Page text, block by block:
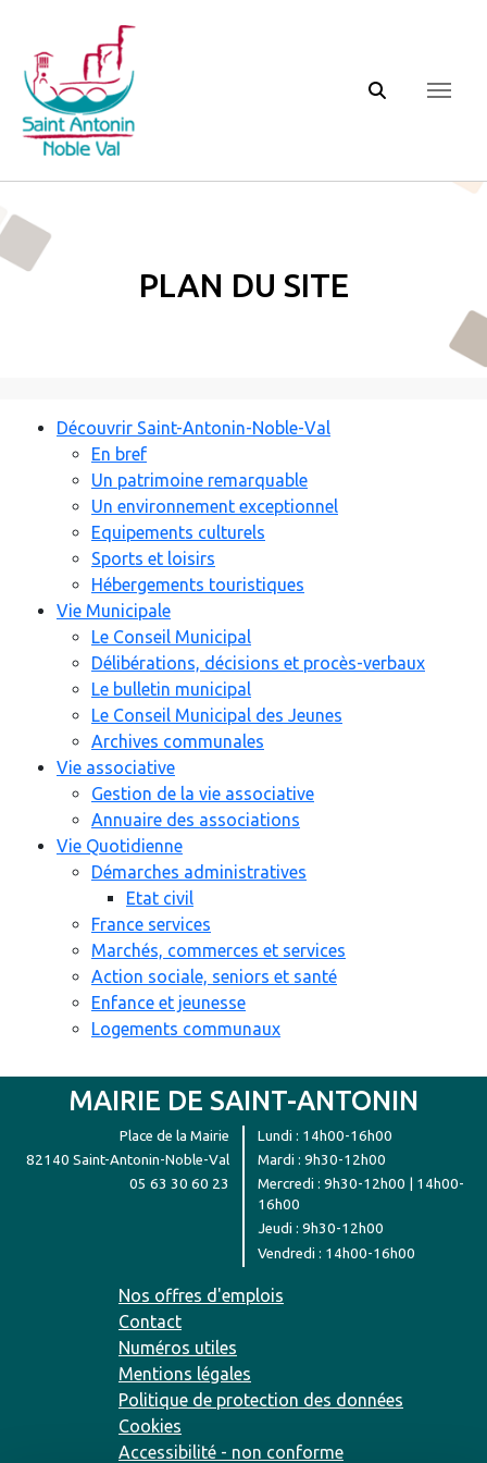
Plan du site
Découvrir Saint-Antonin-Noble-Val
En bref
Un patrimoine remarquable
Un environnement exceptionnel
Equipements culturels
Sports et loisirs
Hébergements touristiques
Vie Municipale
Le Conseil Municipal
Délibérations, décisions et procès-verbaux
Le bulletin municipal
Le Conseil Municipal des Jeunes
Archives communales
Vie associative
Gestion de la vie associative
Annuaire des associations
Vie Quotidienne
Démarches administratives
Etat civil
France services
Marchés, commerces et services
Action sociale, seniors et santé
Enfance et jeunesse
Logements communaux
MAIRIE DE SAINT-ANTONIN
Place de la Mairie
82140 Saint-Antonin-Noble-Val
05 63 30 60 23
Lundi : 14h00-16h00
Mardi : 9h30-12h00
Mercredi : 9h30-12h00 | 14h00-
16h00
Jeudi : 9h30-12h00
Vendredi : 14h00-16h00
Nos offres d'emplois
Contact
Numéros utiles
Mentions légales
Politique de protection des données
Cookies
Accessibilité - non conforme